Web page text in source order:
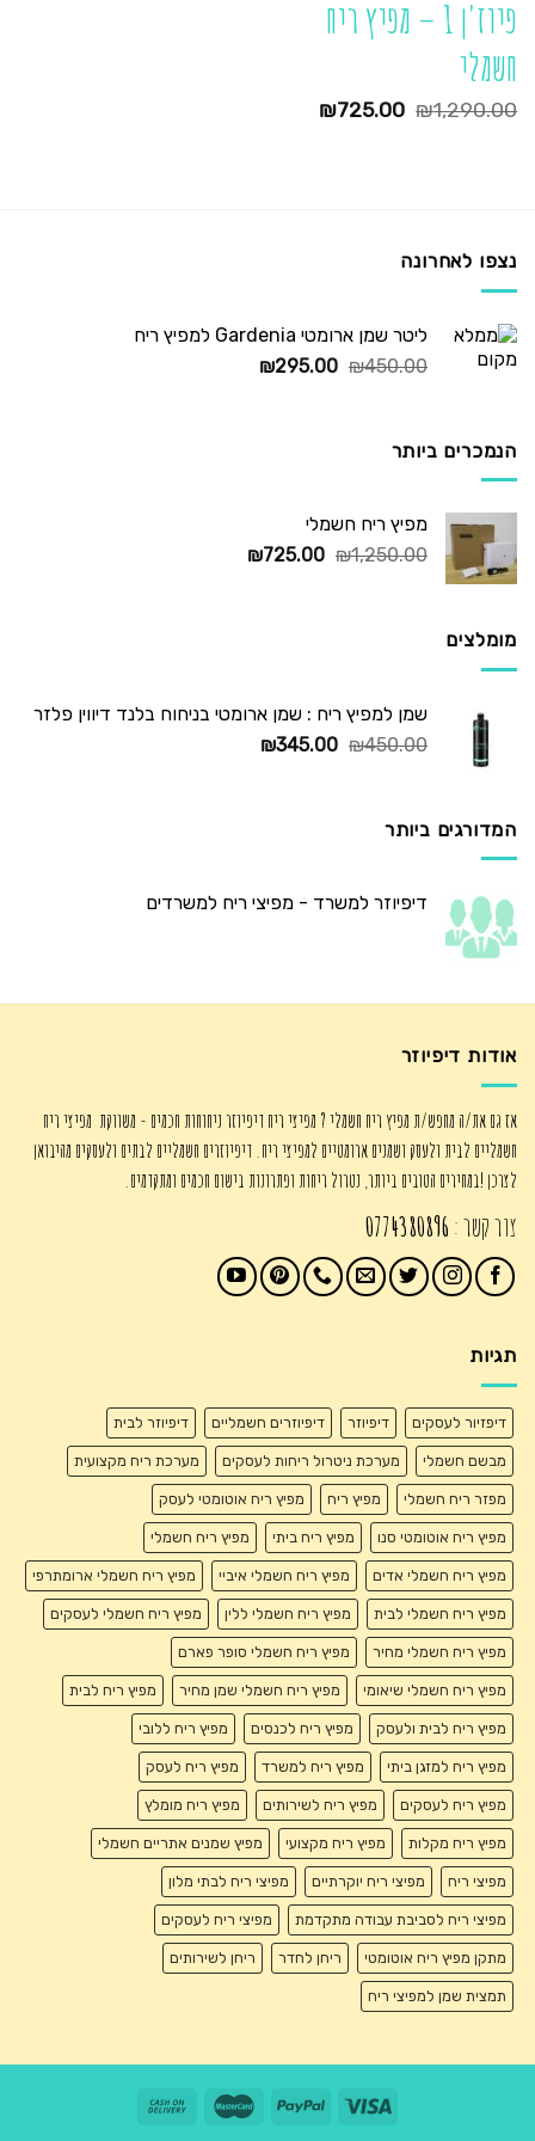
פיוז'ן 1 – מפיץ ריח
חשמלי
₪1,290.00
המחיר
₪725.00
נצפו לאחרונה
ליטר שמן ארומטי Gardenia למפיץ ריח
₪450.00
המחיר
₪295.00
המחיר
הנמכרים ביותר
מפיץ ריח חשמלי
₪1,250.00
המחיר
₪725.00
המחיר
מומלצים
שמן למפיץ ריח : שמן ארומטי בניחוח בלנד דיווין פלזר
₪450.00
המחיר
₪345.00
המחיר
המדורגים ביותר
דיפיוזר למשרד - מפיצי ריח למשרדים
אודות דיפיוזר
אז גם את/ה מחפש/ת מפיץ ריח חשמלי ? מפיצי ריח דיפיוזר ניחוחות חכמים - משווקת מפיצי ריח
חשמליים לבית ולעסק ושמנים ארומטיים למפיצי ריח. דיפיוזרים חשמליים לבתים ולעסקים מהיבואן
לצרכן !במחירים הטובים ביותר, נטרול ריחות ופתרונות בישום חכמים ומתקדמים.
צור קשר : 0774380896
תגיות
דיפזיור לעסקים דיפיוזר דיפיוזרים חשמליים דיפיוזר לבית
מבשם חשמלי מערכת ניטרול ריחות לעסקים מערכת ריח מקצועית
מפזר ריח חשמלי מפיץ ריח מפיץ ריח אוטומטי לעסק
מפיץ ריח אוטומטי סנו מפיץ ריח ביתי מפיץ ריח חשמלי
מפיץ ריח חשמלי אדים מפיץ ריח חשמלי איביי מפיץ ריח חשמלי ארומתרפי
מפיץ ריח חשמלי לבית מפיץ ריח חשמלי ללין מפיץ ריח חשמלי לעסקים
מפיץ ריח חשמלי מחיר מפיץ ריח חשמלי סופר פארם
מפיץ ריח חשמלי שיאומי מפיץ ריח חשמלי שמן מחיר מפיץ ריח לבית
מפיץ ריח לבית ולעסק מפיץ ריח לכנסים מפיץ ריח ללובי
מפיץ ריח למזגן ביתי מפיץ ריח למשרד מפיץ ריח לעסק
מפיץ ריח לעסקים מפיץ ריח לשירותים מפיץ ריח מומלץ
מפיץ ריח מקלות מפיץ ריח מקצועי מפיץ שמנים אתריים חשמלי
מפיצי ריח מפיצי ריח יוקרתיים מפיצי ריח לבתי מלון
מפיצי ריח לסביבת עבודה מתקדמת מפיצי ריח לעסקים
מתקן מפיץ ריח אוטומטי ריחן לחדר ריחן לשירותים
תמצית שמן למפיצי ריח